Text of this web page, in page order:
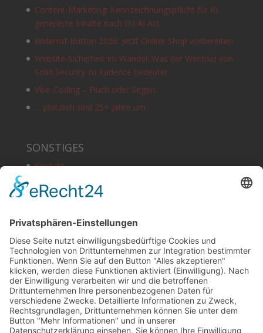
Content-Marketing: Kennzeichnungspflicht für KI-
generierte Inhalte nach EU AI Act
Widerruf-Button 2026: Jetzt Online-Shop vorbereiten
Website-Sicherheit im Wandel: Was der Wechsel von
Solid Security zu Kadence bedeutet
Vibe-Coding – Fluch oder Segen.
… plötzlich sind 25+ Jahre um
SONSTIGES
Kontakt
Schlagworte
Impressum
Datenschutz
Copyright
HOSTING